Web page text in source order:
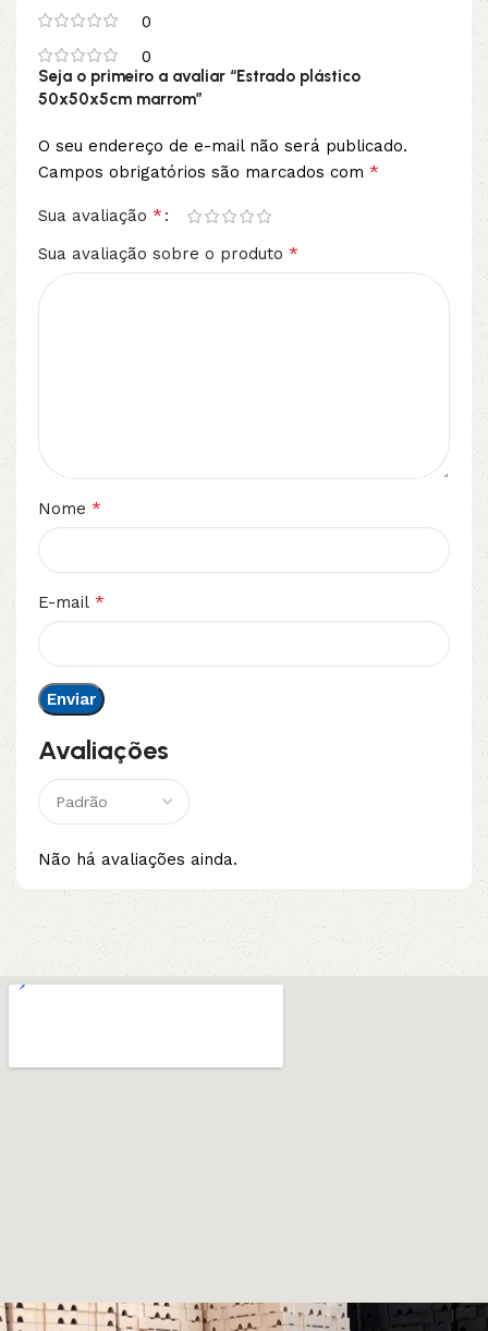
0
0
Avaliações
Não há avaliações ainda.
Seja o primeiro a avaliar “Estrado plástico
50x50x5cm marrom”
O seu endereço de e-mail não será publicado.
Campos obrigatórios são marcados com *
Sua avaliação *
Sua avaliação sobre o produto *
Nome *
E-mail *